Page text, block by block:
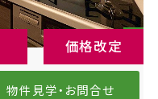
価格改定
物件見学・お問合せ